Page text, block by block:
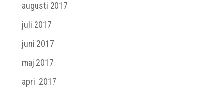
augusti 2017
juli 2017
juni 2017
maj 2017
april 2017